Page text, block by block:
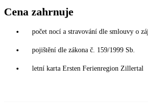
Cena zahrnuje
počet nocí a stravování dle smlouvy o
pojištění dle zákona č. 159/1999 Sb.
letní karta Ersten Ferienregion Zillertal